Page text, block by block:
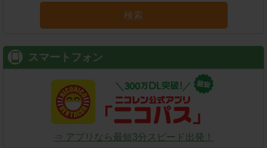
検索
スマートフォン
⇒ アプリなら最短3分スピード出発！